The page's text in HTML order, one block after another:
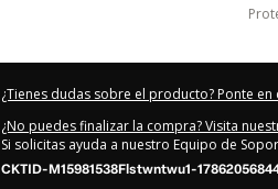
¿Tienes dudas sobre el producto? Ponte en
¿No puedes finalizar la compra? Visita
Si solicitas ayuda a nuestro Equipo de
CKTID-M15981538Flstwntwu1-